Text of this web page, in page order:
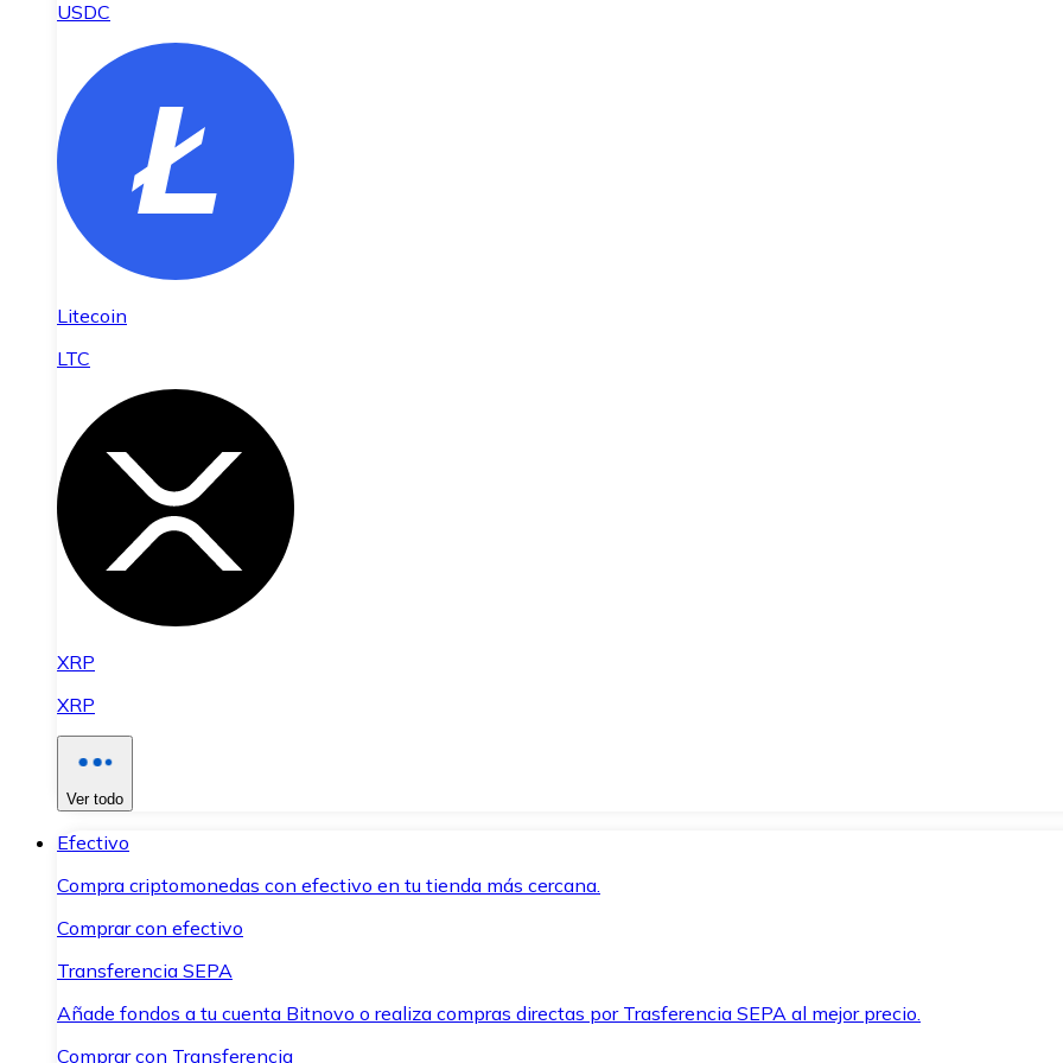
USDC
Litecoin
LTC
XRP
XRP
Ver todo
Efectivo
Compra criptomonedas con efectivo en tu tienda más cercana.
Comprar con efectivo
Transferencia SEPA
Añade fondos a tu cuenta Bitnovo o realiza compras directas por Trasferencia SEPA al mejor precio.
Comprar con Transferencia